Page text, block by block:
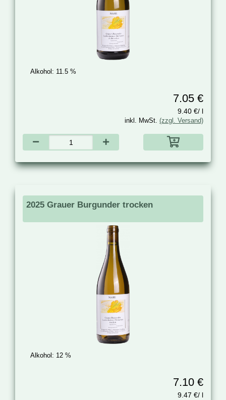
Alkohol: 11.5 %
7.05 €
9.40 €/ l
inkl. MwSt. (zzgl. Versand)
2025 Grauer Burgunder trocken
Alkohol: 12 %
7.10 €
9.47 €/ l